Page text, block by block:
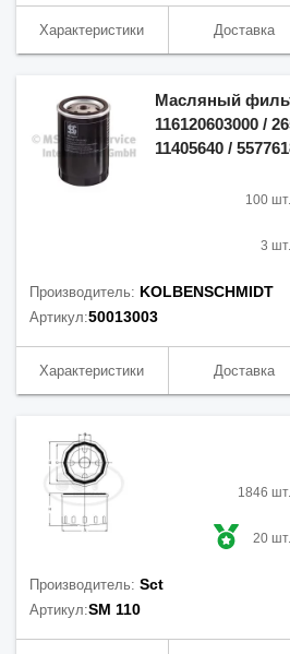
Характеристики Доставка
Масляный
116120603000 /
11405640 /
100 шт.
3 шт.
Производитель: KOLBENSCHMIDT
Артикул:50013003
Характеристики Доставка
1846 шт.
20 шт.
Производитель: Sct
Артикул:SM 110